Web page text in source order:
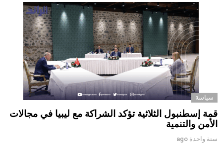
سياسة
قمة إسطنبول الثلاثية تؤكد الشراكة مع ليبيا في مجالات
الأمن والتنمية
سنة واحدة ago